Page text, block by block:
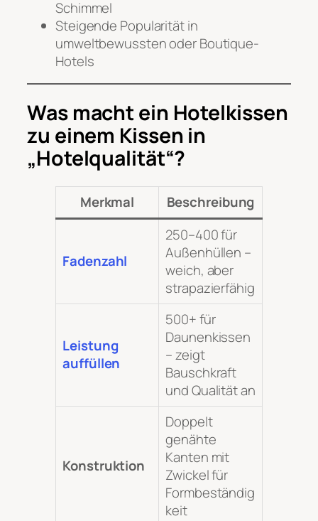
Schimmel
Steigende Popularität in
umweltbewussten oder Boutique-
Hotels
Was macht ein Hotelkissen
zu einem Kissen in
„Hotelqualität“?
Merkmal Beschreibung
Fadenzahl
250–400 für
Außenhüllen –
weich, aber
strapazierfähig
Leistung
auffüllen
500+ für
Daunenkissen
– zeigt
Bauschkraft
und Qualität an
Konstruktion
Doppelt
genähte
Kanten mit
Zwickel für
Formbeständig
keit